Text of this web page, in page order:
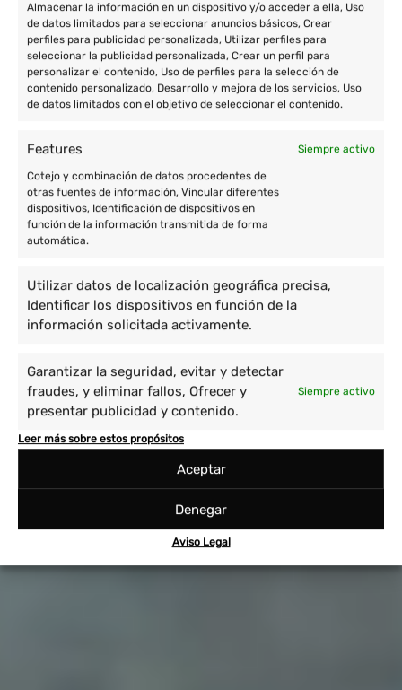
Almacenar la información en un dispositivo y/o acceder a ella, Uso
de datos limitados para seleccionar anuncios básicos, Crear
perfiles para publicidad personalizada, Utilizar perfiles para
seleccionar la publicidad personalizada, Crear un perfil para
personalizar el contenido, Uso de perfiles para la selección de
contenido personalizado, Desarrollo y mejora de los servicios, Uso
de datos limitados con el objetivo de seleccionar el contenido.
Features Siempre activo
Cotejo y combinación de datos procedentes de
otras fuentes de información, Vincular diferentes
dispositivos, Identificación de dispositivos en
función de la información transmitida de forma
automática.
Utilizar datos de localización geográfica precisa,
Identificar los dispositivos en función de la
información solicitada activamente.
Garantizar la seguridad, evitar y detectar
fraudes, y eliminar fallos, Ofrecer y
presentar publicidad y contenido.
Siempre activo
Leer más sobre estos propósitos
Aceptar
Denegar
Aviso Legal